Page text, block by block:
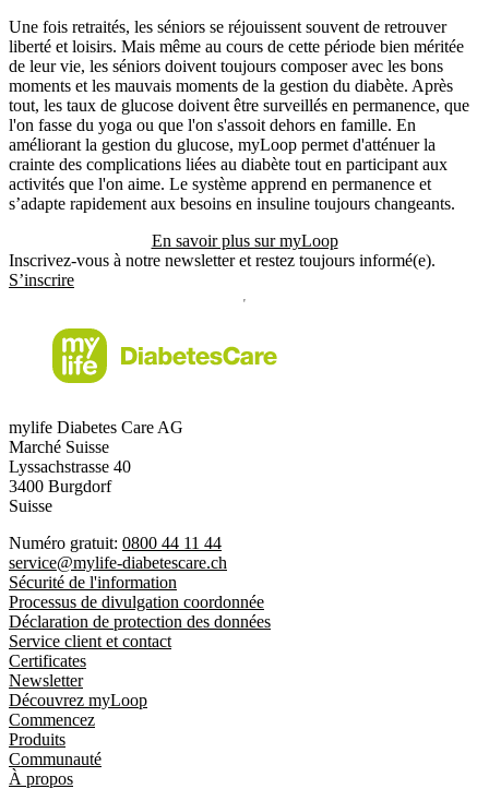
Une fois retraités, les séniors se réjouissent souvent de retrouver
liberté et loisirs. Mais même au cours de cette période bien méritée
de leur vie, les séniors doivent toujours composer avec les bons
moments et les mauvais moments de la gestion du diabète. Après
tout, les taux de glucose doivent être surveillés en permanence, que
l'on fasse du yoga ou que l'on s'assoit dehors en famille. En
améliorant la gestion du glucose, myLoop permet d'atténuer la
crainte des complications liées au diabète tout en participant aux
activités que l'on aime. Le système apprend en permanence et
s’adapte rapidement aux besoins en insuline toujours changeants.
En savoir plus sur myLoop
Inscrivez-vous à notre newsletter et restez toujours informé(e).
S’inscrire
mylife Diabetes Care AG
Marché Suisse
Lyssachstrasse 40
3400 Burgdorf
Suisse
Numéro gratuit: 0800 44 11 44
service@mylife-diabetescare.ch
Sécurité de l'information
Processus de divulgation coordonnée
Déclaration de protection des données
Service client et contact
Certificates
Newsletter
Découvrez myLoop
Commencez
Produits
Communauté
À propos